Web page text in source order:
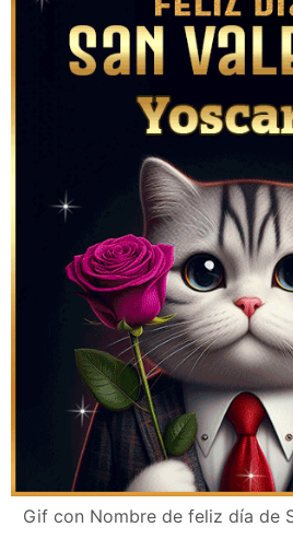
Gif con Nombre de feliz día de